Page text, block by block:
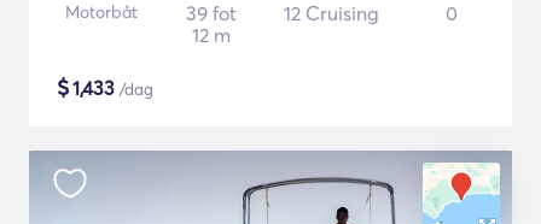
Motorbåt
39 fot
12 m
12 Cruising 0
$1,433 /dag